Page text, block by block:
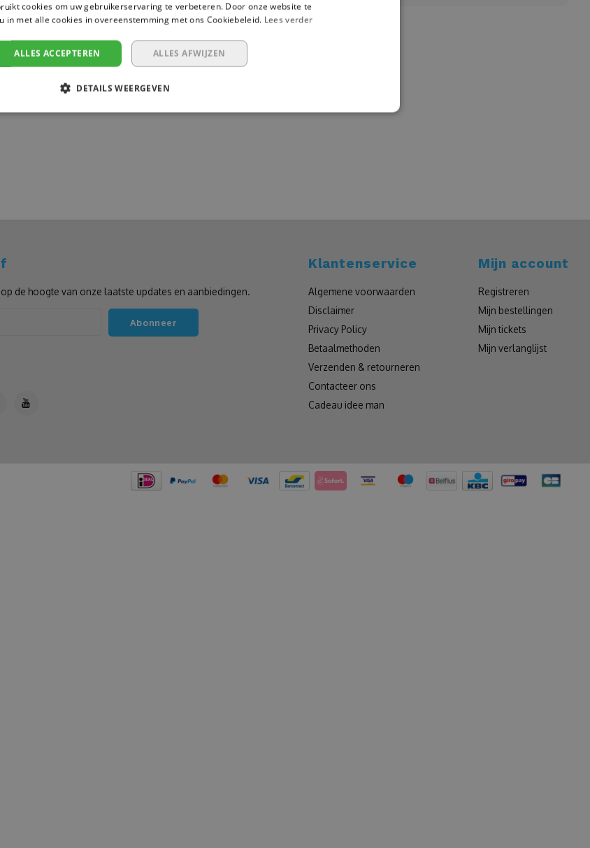
de hoogte van onze laatste updates en aanbiedingen.
Abonneer
Klantenservice
Algemene voorwaarden
Disclaimer
Privacy Policy
Betaalmethoden
Verzenden & retourneren
Contacteer ons
Cadeau idee man
Mijn account
Registreren
Mijn bestellingen
Mijn tickets
Mijn verlanglijst
cookies om uw gebruikerservaring te verbeteren. Door onze website te
in met alle cookies in overeenstemming met ons Cookiebeleid. Lees verder
ALLES ACCEPTEREN ALLES AFWIJZEN
DETAILS WEERGEVEN